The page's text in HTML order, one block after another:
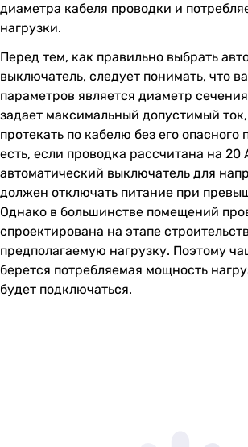
диаметра кабеля проводки и
нагрузки.
Перед тем, как правильно выбрать
выключатель, следует понимать, что
параметров является диаметр
задает максимальный допустимый
протекать по кабелю без его опасного
есть, если проводка рассчитана на 20
автоматический выключатель для
должен отключать питание при
Однако в большинстве помещений
спроектирована на этапе
предполагаемую нагрузку. Поэтому
берется потребляемая мощность
будет подключаться.